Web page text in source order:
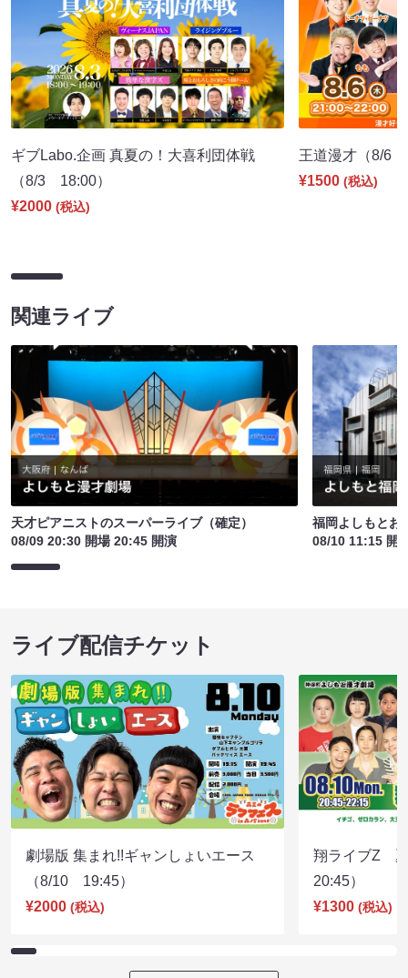
ギブLabo.企画 真夏の！大喜利団体戦
（8/3 18:00）
¥2000 (税込)
王道漫才（8/6
¥1500 (税込)
関連ライブ
天才ピアニストのスーパーライブ（確定）
08/09 20:30 開場 20:45 開演
福岡よしもとお
08/10 11:15 開
ライブ配信チケット
劇場版 集まれ!!ギャンしょいエース
（8/10 19:45）
¥2000 (税込)
翔ライブZ
20:45）
¥1300 (税込)